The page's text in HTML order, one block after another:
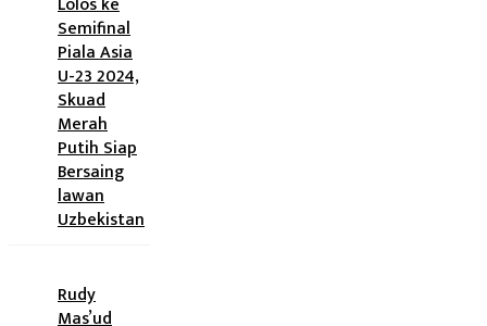
Semifinal
Piala Asia
U-23 2024,
Skuad
Merah
Putih Siap
Bersaing
lawan
Uzbekistan
Rudy
Mas’ud